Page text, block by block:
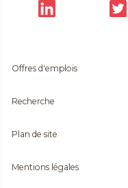
Offres d'emplois
Recherche
Plan de site
Mentions légales